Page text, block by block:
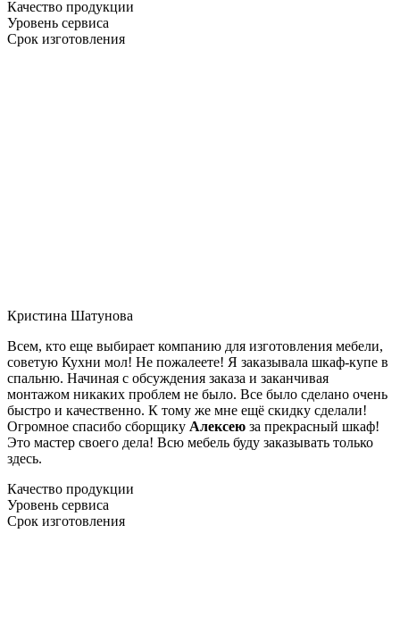
Качество продукции
Уровень сервиса
Срок изготовления
Кристина Шатунова
Всем, кто еще выбирает компанию для изготовления мебели,
советую Кухни мол! Не пожалеете! Я заказывала шкаф-купе в
спальню. Начиная с обсуждения заказа и заканчивая
монтажом никаких проблем не было. Все было сделано очень
быстро и качественно. К тому же мне ещё скидку сделали!
Огромное спасибо сборщику Алексею за прекрасный шкаф!
Это мастер своего дела! Всю мебель буду заказывать только
здесь.
Качество продукции
Уровень сервиса
Срок изготовления